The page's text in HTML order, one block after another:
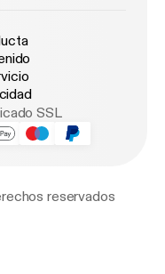
SSL
reservados